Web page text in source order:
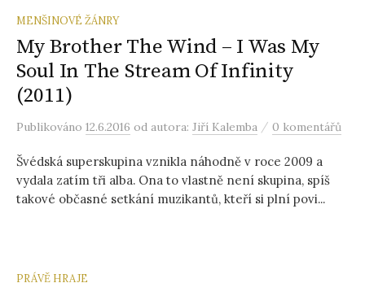
MENŠINOVÉ ŽÁNRY
My Brother The Wind – I Was My
Soul In The Stream Of Infinity
(2011)
Publikováno 12.6.2016 od autora: Jiří Kalemba / 0 komentářů
Švédská superskupina vznikla náhodně v roce 2009 a
vydala zatím tři alba. Ona to vlastně není skupina, spíš
takové občasné setkání muzikantů, kteří si plní povi...
PRÁVĚ HRAJE